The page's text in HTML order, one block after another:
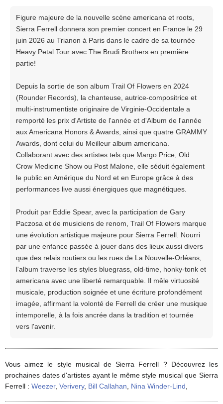
Figure majeure de la nouvelle scène americana et roots,
Sierra Ferrell donnera son premier concert en France le 29
juin 2026 au Trianon à Paris dans le cadre de sa tournée
Heavy Petal Tour avec The Brudi Brothers en première
partie!
Depuis la sortie de son album Trail Of Flowers en 2024
(Rounder Records), la chanteuse, autrice-compositrice et
multi-instrumentiste originaire de Virginie-Occidentale a
remporté les prix d'Artiste de l'année et d'Album de l'année
aux Americana Honors & Awards, ainsi que quatre GRAMMY
Awards, dont celui du Meilleur album americana.
Collaborant avec des artistes tels que Margo Price, Old
Crow Medicine Show ou Post Malone, elle séduit également
le public en Amérique du Nord et en Europe grâce à des
performances live aussi énergiques que magnétiques.
Produit par Eddie Spear, avec la participation de Gary
Paczosa et de musiciens de renom, Trail Of Flowers marque
une évolution artistique majeure pour Sierra Ferrell. Nourri
par une enfance passée à jouer dans des lieux aussi divers
que des relais routiers ou les rues de La Nouvelle-Orléans,
l'album traverse les styles bluegrass, old-time, honky-tonk et
americana avec une liberté remarquable. Il mêle virtuosité
musicale, production soignée et une écriture profondément
imagée, affirmant la volonté de Ferrell de créer une musique
intemporelle, à la fois ancrée dans la tradition et tournée
vers l'avenir.
Vous aimez le style musical de Sierra Ferrell ? Découvrez les
prochaines dates d'artistes ayant le même style musical que Sierra
Ferrell : Weezer, Verivery, Bill Callahan Nina Winder-Lind